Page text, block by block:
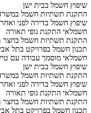
שיפוץ חשמל בבית ישן
התקנת תשתיות חשמל
שיפוץ חשמל בדירה לפני
חשמלאי התקנת גופי תאורה
התקנת תשתיות חשמל בחצר
תכנון חשמל בפרויקט בתל
חשמלאי מוסמך עבודה עם
שיפוץ חשמל בבית ישן
התקנת תשתיות חשמל
שיפוץ חשמל בדירה לפני
חשמלאי התקנת גופי תאורה
התקנת תשתיות חשמל בחצר
תכנון חשמל בפרויקט בתל